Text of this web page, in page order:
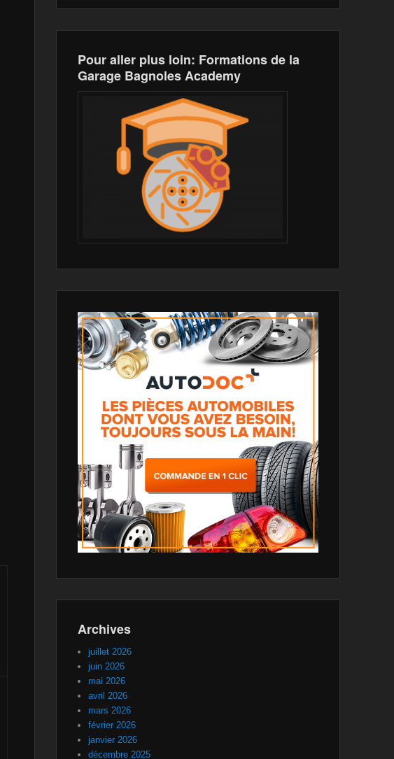
Pour aller plus loin: Formations de la
Garage Bagnoles Academy
Archives
juillet 2026
juin 2026
mai 2026
avril 2026
mars 2026
février 2026
janvier 2026
décembre 2025